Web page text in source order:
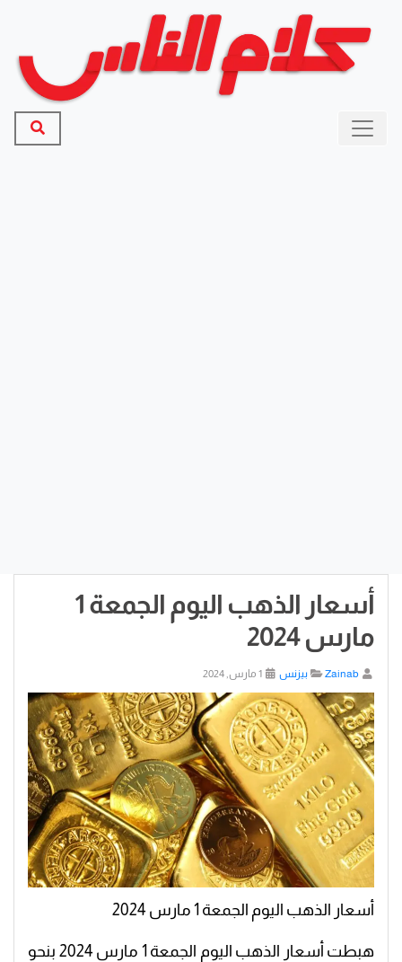
أسعار الذهب اليوم الجمعة 1
مارس 2024
Zainab بيزنس
أسعار الذهب اليوم الجمعة 1 مارس 2024
هبطت أسعار الذهب اليوم الجمعة 1 مارس 2024 بنحو